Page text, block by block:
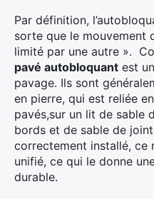
Par définition,
sorte que le mouvement
limité par une autre ».
pavé autobloquant est
pavage. Ils sont
en pierre, qui est reliée
pavés,sur un lit de sable
bords et de sable de
correctement installé, ce
unifié, ce qui le donne
durable.